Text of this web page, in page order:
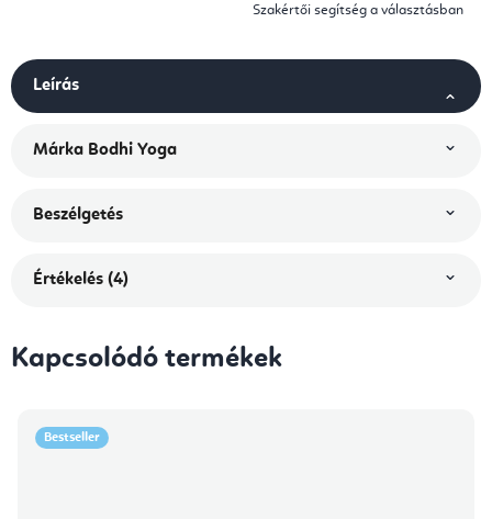
Szakértői segítség a választásban
Leírás
Márka Bodhi Yoga
Beszélgetés
Értékelés (4)
Kapcsolódó termékek
Bestseller